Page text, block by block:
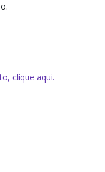
clique aqui.